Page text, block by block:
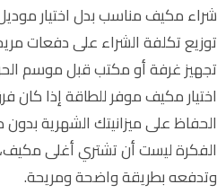
شراء مكيف مناسب بدل اختيار
توزيع تكلفة الشراء على دفعات
تجهيز غرفة أو مكتب قبل موسم
اختيار مكيف موفر للطاقة إذا كان
الحفاظ على ميزانيتك الشهرية
الفكرة ليست أن تشتري أغلى مكيف،
وتدفعه بطريقة واضحة ومريحة.